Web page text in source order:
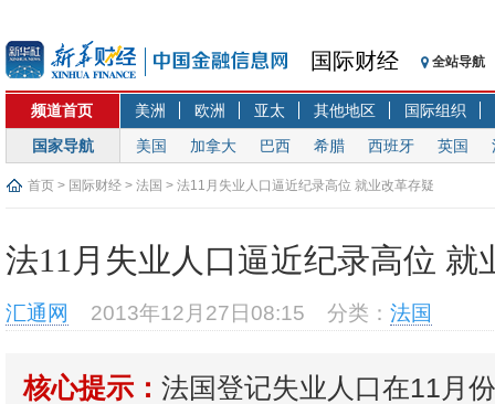
国际财经 全站导航
频道首页 美洲 欧洲 亚太 其他地区
国际组织
国家导航
美国 加拿大 巴西 希腊 西班牙 英国
首页 > 国际财经 > 法国 > 法11月失业人口逼近纪录高位 就业改革存疑
法11月失业人口逼近纪录高位 就
汇通网 2013年12月27日08:15 分类： 法国
核心提示： 法国登记失业人口在11月